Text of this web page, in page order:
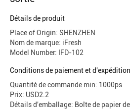
Détails de produit
Place of Origin: SHENZHEN
Nom de marque: iFresh
Model Number: IFD-102
Conditions de paiement et d'expédition
Quantité de commande min: 1000ps
Prix: USD2.2
Détails d'emballage: Boîte de papier